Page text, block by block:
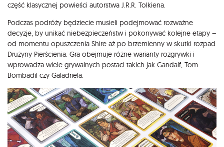
część klasycznej powieści autorstwa J.R.R. Tolkiena.
Podczas podróży będziecie musieli podejmować rozważne
decyzje, by unikać niebezpieczeństw i pokonywać kolejne etapy –
od momentu opuszczenia Shire aż po brzemienny w skutki rozpad
Drużyny Pierścienia. Gra obejmuje różne warianty rozgrywki i
wprowadza wiele grywalnych postaci takich jak Gandalf, Tom
Bombadil czy Galadriela.